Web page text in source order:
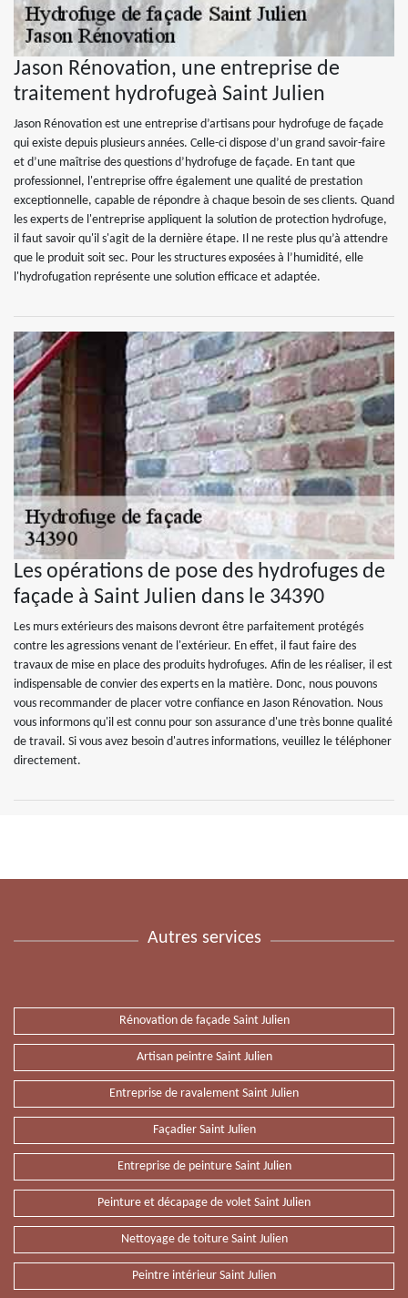
Jason Rénovation, une entreprise de
traitement hydrofugeà Saint Julien
Jason Rénovation est une entreprise d’artisans pour hydrofuge de façade
qui existe depuis plusieurs années. Celle-ci dispose d’un grand savoir-faire
et d’une maîtrise des questions d’hydrofuge de façade. En tant que
professionnel, l'entreprise offre également une qualité de prestation
exceptionnelle, capable de répondre à chaque besoin de ses clients. Quand
les experts de l'entreprise appliquent la solution de protection hydrofuge,
il faut savoir qu'il s'agit de la dernière étape. Il ne reste plus qu’à attendre
que le produit soit sec. Pour les structures exposées à l’humidité, elle
l'hydrofugation représente une solution efficace et adaptée.
Les opérations de pose des hydrofuges de
façade à Saint Julien dans le 34390
Les murs extérieurs des maisons devront être parfaitement protégés
contre les agressions venant de l'extérieur. En effet, il faut faire des
travaux de mise en place des produits hydrofuges. Afin de les réaliser, il est
indispensable de convier des experts en la matière. Donc, nous pouvons
vous recommander de placer votre confiance en Jason Rénovation. Nous
vous informons qu'il est connu pour son assurance d'une très bonne qualité
de travail. Si vous avez besoin d'autres informations, veuillez le téléphoner
directement.
Autres services
Rénovation de façade Saint Julien
Artisan peintre Saint Julien
Entreprise de ravalement Saint Julien
Façadier Saint Julien
Entreprise de peinture Saint Julien
Peinture et décapage de volet Saint Julien
Nettoyage de toiture Saint Julien
Peintre intérieur Saint Julien